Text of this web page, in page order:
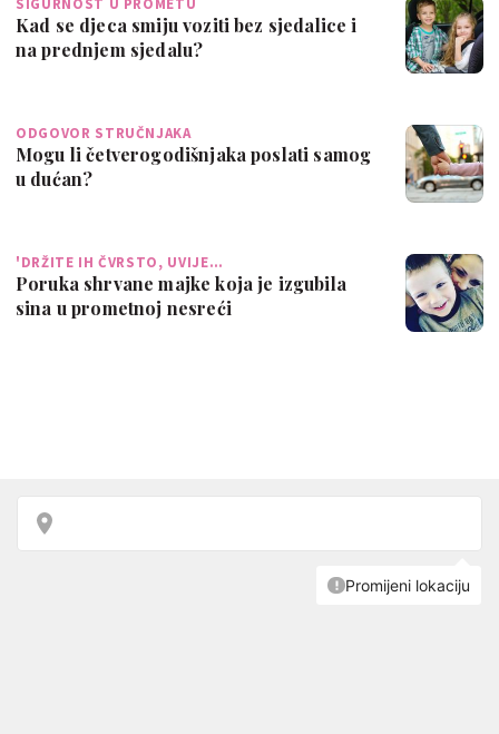
Kad se djeca smiju voziti bez sjedalice i
na prednjem sjedalu?
ODGOVOR STRUČNJAKA
Mogu li četverogodišnjaka poslati samog
u dućan?
'DRŽITE IH ČVRSTO, UVIJE…
Poruka shrvane majke koja je izgubila
sina u prometnoj nesreći